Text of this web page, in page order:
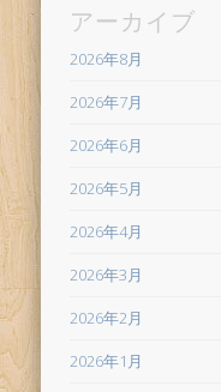
アーカイブ
2026年8月
2026年7月
2026年6月
2026年5月
2026年4月
2026年3月
2026年2月
2026年1月